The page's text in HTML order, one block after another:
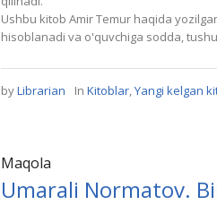
Ushbu kitob Amir Temur haqida
hisoblanadi va o'quvchiga sodda,
byLibrarian In Kitoblar,Yangi kelgan
Maqola
Umarali Normatov.